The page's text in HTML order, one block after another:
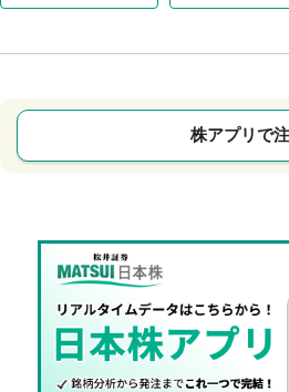
株アプリで